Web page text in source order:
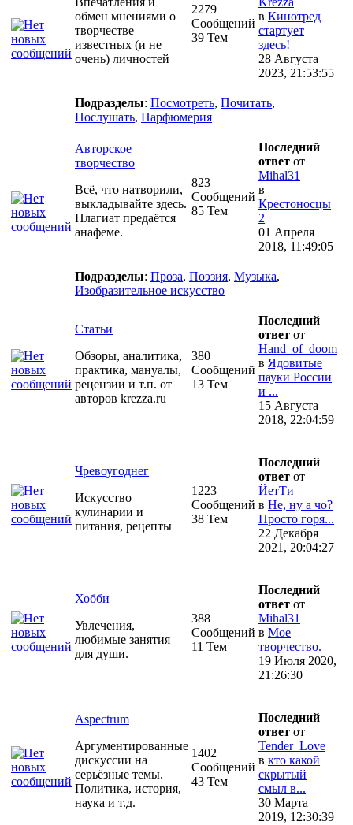
обмен мнениями о
творчестве
известных (и не
очень) личностей
2279
Сообщений
39 Тем
в Кинотред
стартует
здесь!
28 Августа
2023, 21:53:55
Подразделы: Посмотреть, Почитать,
Послушать, Парфюмерия
Авторское
творчество
Всё, что натворили,
выкладывайте здесь.
Плагиат предаётся
анафеме.
823
Сообщений
85 Тем
Последний
ответ от
Mihal31
в
Крестоносцы
2
01 Апреля
2018, 11:49:05
Подразделы: Проза, Поэзия, Музыка,
Изобразительное искусство
Статьи
Обзоры, аналитика,
практика, мануалы,
рецензии и т.п. от
авторов krezza.ru
380
Сообщений
13 Тем
Последний
ответ от
Hand_of_doom
в Ядовитые
пауки России
и ...
15 Августа
2018, 22:04:59
Чревоугоднег
Искусство
кулинарии и
питания, рецепты
1223
Сообщений
38 Тем
Последний
ответ от
ЙетТи
в Не, ну а чо?
Просто горя...
22 Декабря
2021, 20:04:27
Хобби
Увлечения,
любимые занятия
для души.
388
Сообщений
11 Тем
Последний
ответ от
Mihal31
в Мое
творчество.
19 Июля 2020,
21:26:30
Aspectrum
Аргументированные
дискуссии на
серьёзные темы.
Политика, история,
наука и т.д.
1402
Сообщений
43 Тем
Последний
ответ от
Tender_Love
в кто какой
скрытый
смыл в...
30 Марта
2019, 12:30:39